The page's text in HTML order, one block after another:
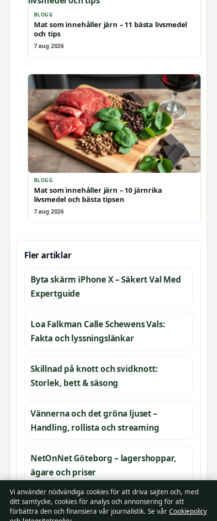
BLOGG
Mat som innehåller järn – 11 bästa livsmedel
och tips
7 aug 2026
BLOGG
Mat som innehåller järn – 10 järnrika
livsmedel och bästa tipsen
7 aug 2026
Fler artiklar
Byta skärm iPhone X – Säkert Val Med
Expertguide
Loa Falkman Calle Schewens Vals:
Fakta och lyssningslänkar
Skillnad på knott och svidknott:
Storlek, bett & säsong
Vännerna och det gröna ljuset –
Handling, rollista och streaming
NetOnNet Göteborg – lagershoppar,
ägare och priser
Vi använder nödvändiga cookies för att driva sajten och, med
ditt samtycke, cookies för analys och annonsering för att
förbättra den och finansiera vår journalistik. Se vår Cookiepolicy